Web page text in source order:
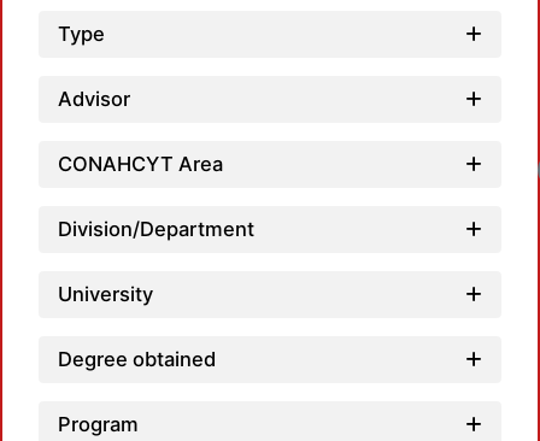
Type
Advisor
CONAHCYT Area
Division/Department
University
Degree obtained
Program